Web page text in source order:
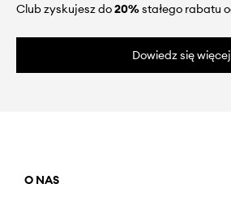
Club zyskujesz do20%stałego rabatu
Dowiedz się więcej
O NAS